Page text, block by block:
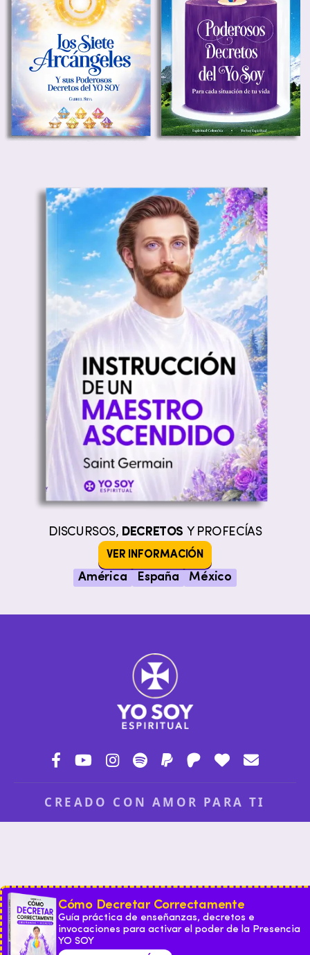
DISCURSOS, DECRETOS Y PROFECÍAS
VER INFORMACIÓN
América España México
CREADO CON AMOR PARA TI
Cómo Decretar Correctamente
Guía práctica de enseñanzas, decretos e
invocaciones para activar el poder de la Presencia
YO SOY